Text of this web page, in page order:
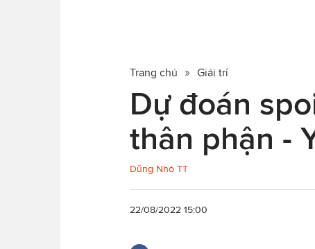
Trang chủ Giải trí
Dự đoán
thân phận -
Dũng Nhỏ TT
22/08/2022 15:00